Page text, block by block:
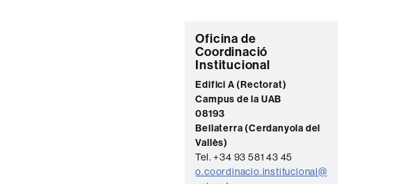
C
o
n
t
a
c
t
Oficina de
Coordinació
Institucional
Edifici A (Rectorat)
Campus de la UAB
08193
Bellaterra (Cerdanyola del
Vallès)
Tel. +34 93 581 43 45
o.coordinacio.institucional@